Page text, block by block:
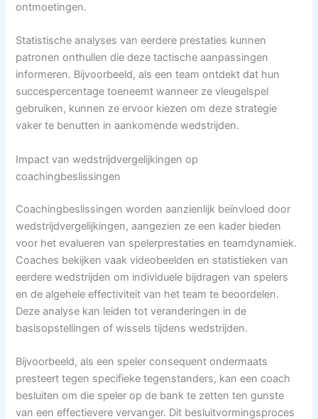
ontmoetingen.
Statistische analyses van eerdere prestaties kunnen
patronen onthullen die deze tactische aanpassingen
informeren. Bijvoorbeeld, als een team ontdekt dat hun
succespercentage toeneemt wanneer ze vleugelspel
gebruiken, kunnen ze ervoor kiezen om deze strategie
vaker te benutten in aankomende wedstrijden.
Impact van wedstrijdvergelijkingen op
coachingbeslissingen
Coachingbeslissingen worden aanzienlijk beïnvloed door
wedstrijdvergelijkingen, aangezien ze een kader bieden
voor het evalueren van spelerprestaties en teamdynamiek.
Coaches bekijken vaak videobeelden en statistieken van
eerdere wedstrijden om individuele bijdragen van spelers
en de algehele effectiviteit van het team te beoordelen.
Deze analyse kan leiden tot veranderingen in de
basisopstellingen of wissels tijdens wedstrijden.
Bijvoorbeeld, als een speler consequent ondermaats
presteert tegen specifieke tegenstanders, kan een coach
besluiten om die speler op de bank te zetten ten gunste
van een effectievere vervanger. Dit besluitvormingsproces